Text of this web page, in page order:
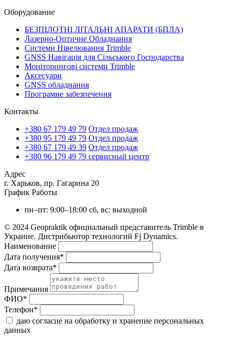
Оборудование
БЕЗПІЛОТНІ ЛІТАЛЬНІ АПАРАТИ (БПЛА)
Лазерно-Оптичне Обладнання
Системи Нівелювання Trimble
GNSS Навігація для Сільського Господарства
Моніторингові системи Trimble
Аксесуари
GNSS обладнання
Програмне забезпечення
Контакты
+380 67 179 49 79 Отдел продаж
+380 95 179 49 79 Отдел продаж
+380 67 179 49 39 Отдел продаж
+380 96 179 49 79 сервисный центр
Адрес
г. Харьков, пр. Гагарина 20
График Работы
пн–пт: 9:00–18:00 сб, вс: выходной
© 2024 Geopraktik официальный представитель Trimble в
Украине. Дистрибьютор технологий Fj Dynamics.
Наименование
Дата получения*
Дата возврата*
Примечания
ФИО*
Телефон*
даю согласие на обработку и хранение персональных
данных